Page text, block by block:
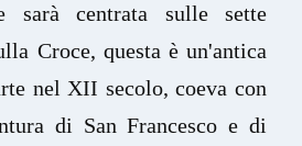
sarà centrata sulle sette
Croce, questa è un'antica
nel XII secolo, coeva con
di San Francesco e di